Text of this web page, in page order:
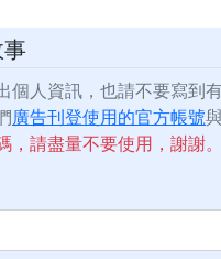
個人資訊，也請不要寫
廣告刊登使用的官方帳號
請盡量不要使用，謝謝。